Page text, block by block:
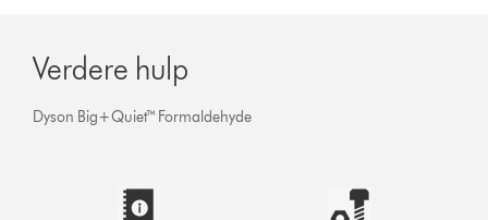
Verdere hulp
Dyson Big+Quiet™ Formaldehyde